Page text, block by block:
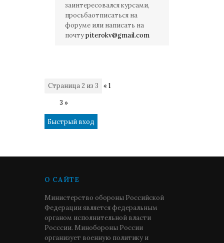
заинтересовался курсами,
просьбаотписаться на
форуме или написать на
почтуpiterokv@gmail.com
Страница2 из 3 « 1
3 »
О САЙТЕ
Министерство обороны Российской
Федерации является федеральным
органом исполнительной власти
Росссии. Минобороны России
организует военную политику и